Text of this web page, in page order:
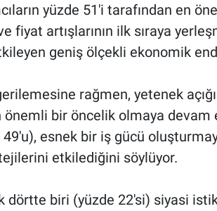
yüzde 51'i tarafından en
fiyat artışlarının ilk sıraya
geniş ölçekli ekonomik
rağmen, yetenek
bir öncelik olmaya devam
49'u), esnek bir iş gücü
etkilediğini söylüyor.
dörtte biri (yüzde 22'si) siyasi